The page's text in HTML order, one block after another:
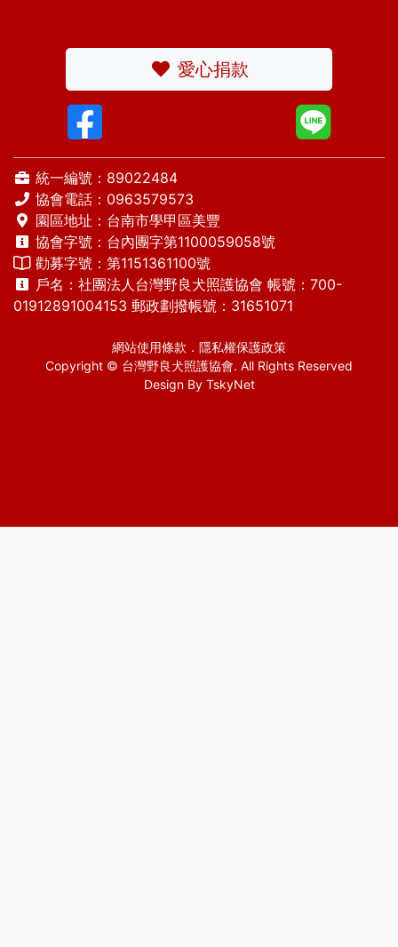
愛心捐款
統一編號：89022484
協會電話： 0963579573
園區地址：台南市學甲區美豐
協會字號：台內團字第1100059058號
勸募字號：第1151361100號
戶名：社團法人台灣野良犬照護協會 帳號：700-
01912891004153 郵政劃撥帳號：31651071
網站使用條款 ． 隱私權保護政策
Copyright © 台灣野良犬照護協會. All Rights Reserved
Design By TskyNet